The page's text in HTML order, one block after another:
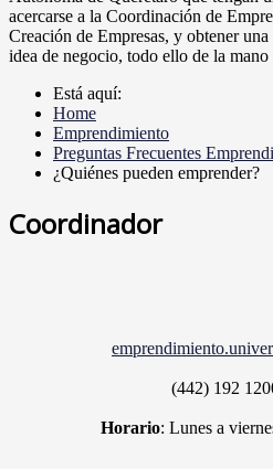
acercarse a la Coordinación de
Creación de Empresas, y obtener
idea de negocio, todo ello de la mano
Está aquí:
Home
Emprendimiento
Preguntas Frecuentes
¿Quiénes pueden emprender?
Coordinador
(442) 192
Horario: Lunes a